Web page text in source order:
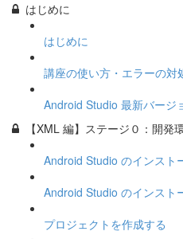
はじめに
はじめに
講座の使い方・エラーの対
Android Studio 最新バージ
【XML 編】ステージ０：開発
Android Studio のインスト
Android Studio のインスト
プロジェクトを作成する